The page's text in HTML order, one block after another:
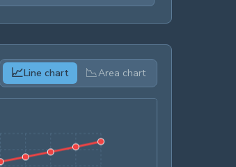
📈Line chart 📉Area chart